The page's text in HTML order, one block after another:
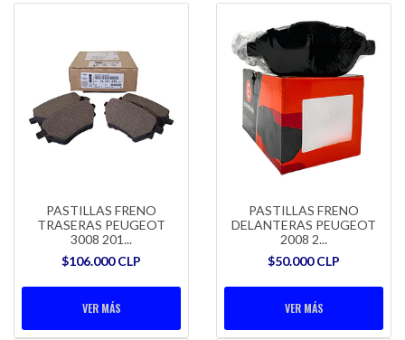
PASTILLAS FRENO
TRASERAS PEUGEOT
3008 201...
$106.000 CLP
VER MÁS
PASTILLAS FRENO
DELANTERAS PEUGEOT
2008 2...
$50.000 CLP
VER MÁS